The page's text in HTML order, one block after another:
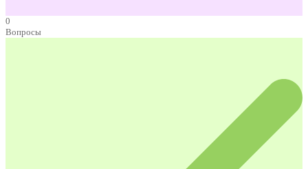
0
Вопросы